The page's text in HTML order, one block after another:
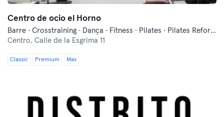
Centro de ocio el Horno
Barre · Crosstraining · Dança · Fitness · Pilates · Pilates Reformer · Pole Dance · Yoga
Centro, Calle de la Esgrima 11
Classic Premium Max